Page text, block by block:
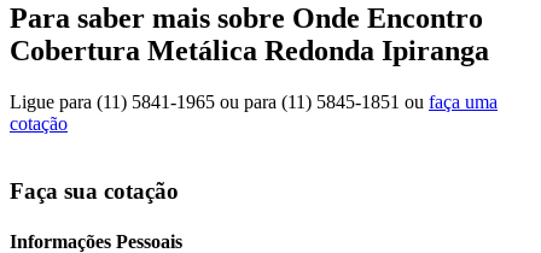
Para saber mais sobre Onde Encontro
Cobertura Metálica Redonda Ipiranga
Ligue para (11) 5841-1965 ou para (11) 5845-1851 ou faça uma
cotação
Faça sua cotação
Informações Pessoais